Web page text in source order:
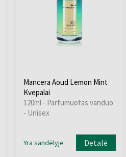
Mancera Aoud Lemon Mint
Kvepalai
120ml - Parfumuotas vanduo
- Unisex
Yra sandėlyje Detalė